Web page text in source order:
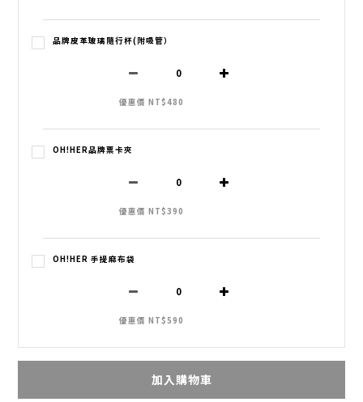
品牌皮革玻璃隨行杯(附吸管）
優惠價 NT$480
OH!HER品牌票卡夾
優惠價 NT$390
OH!HER 手提麻布袋
優惠價 NT$590
加入購物車